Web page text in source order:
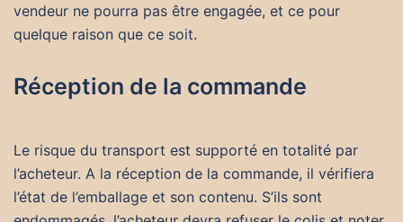
vendeur ne pourra pas être engagée, et ce pour
quelque raison que ce soit.
Réception de la commande
Le risque du transport est supporté en totalité par
l’acheteur. A la réception de la commande, il vérifiera
l’état de l’emballage et son contenu. S’ils sont